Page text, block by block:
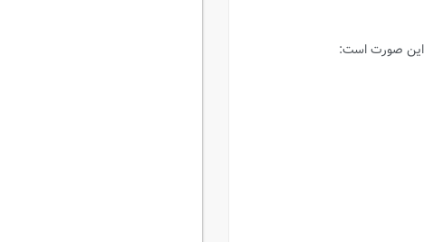
این صورت است: